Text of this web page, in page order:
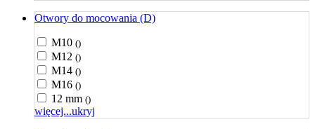
Otwory do mocowania (D)
M10 ()
M12 ()
M14 ()
M16 ()
12 mm ()
więcej...ukryj